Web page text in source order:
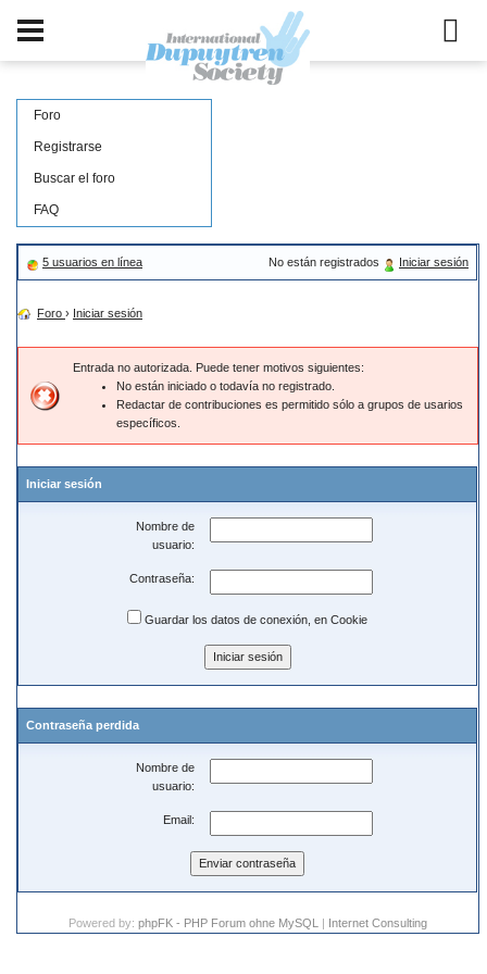
Foro
Registrarse
Buscar el foro
FAQ
5 usuarios en línea No están registrados Iniciar sesión
Foro › Iniciar sesión
Entrada no autorizada. Puede tener motivos siguientes:
No están iniciado o todavía no registrado.
Redactar de contribuciones es permitido sólo a grupos de usarios
específicos.
Iniciar sesión
Nombre de
usuario:
Contraseña:
Guardar los datos de conexión, en Cookie
Contraseña perdida
Nombre de
usuario:
Email:
Powered by: phpFK - PHP Forum ohne MySQL | Internet Consulting